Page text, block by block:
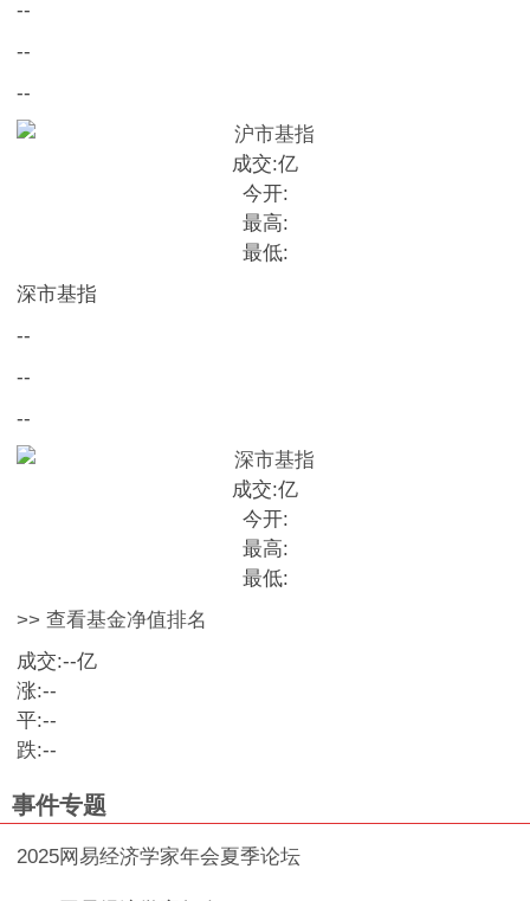
--
--
--
成交:亿
今开:
最高:
最低:
深市基指
--
--
--
成交:亿
今开:
最高:
最低:
>> 查看基金净值排名
成交:--亿
涨:--
平:--
跌:--
事件专题
2025网易经济学家年会夏季论坛